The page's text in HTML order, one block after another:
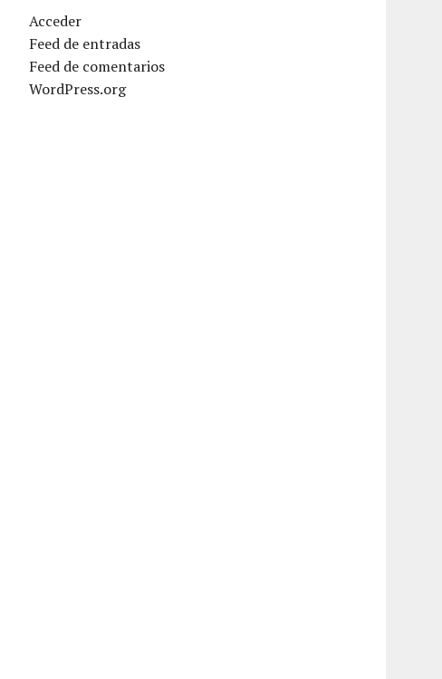
Acceder
Feed de entradas
Feed de comentarios
WordPress.org